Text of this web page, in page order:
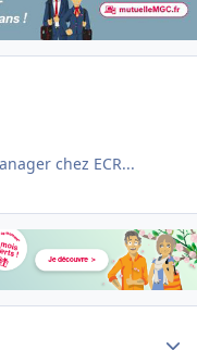
chez ECR...